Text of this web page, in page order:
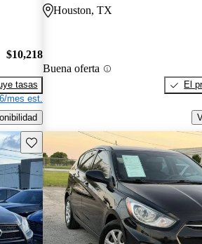
$10,218
tasas
mes est.
Houston, TX
Buena oferta
El
Guarda este Aviso